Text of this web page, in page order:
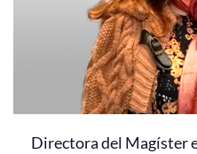
Directora del Magíster